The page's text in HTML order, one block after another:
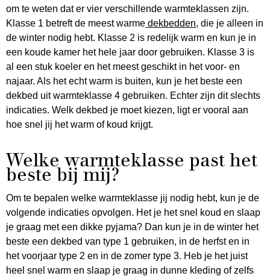
om te weten dat er vier verschillende warmteklassen zijn.
Klasse 1 betreft de meest warme dekbedden, die je alleen in
de winter nodig hebt. Klasse 2 is redelijk warm en kun je in
een koude kamer het hele jaar door gebruiken. Klasse 3 is
al een stuk koeler en het meest geschikt in het voor- en
najaar. Als het echt warm is buiten, kun je het beste een
dekbed uit warmteklasse 4 gebruiken. Echter zijn dit slechts
indicaties. Welk dekbed je moet kiezen, ligt er vooral aan
hoe snel jij het warm of koud krijgt.
Welke warmteklasse past het
beste bij mij?
Om te bepalen welke warmteklasse jij nodig hebt, kun je de
volgende indicaties opvolgen. Het je het snel koud en slaap
je graag met een dikke pyjama? Dan kun je in de winter het
beste een dekbed van type 1 gebruiken, in de herfst en in
het voorjaar type 2 en in de zomer type 3. Heb je het juist
heel snel warm en slaap je graag in dunne kleding of zelfs